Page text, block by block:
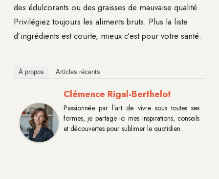
des édulcorants ou des graisses de mauvaise qualité.
Privilégiez toujours les aliments bruts. Plus la liste
d’ingrédients est courte, mieux c’est pour votre santé.
À propos Articles récents
Clémence Rigal-Berthelot
Passionnée par l’art de vivre sous toutes ses
formes, je partage ici mes inspirations, conseils
et découvertes pour sublimer le quotidien.